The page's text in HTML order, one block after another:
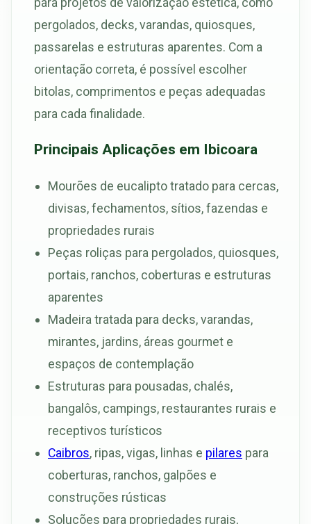
pergolados, decks, varandas, quiosques,
passarelas e estruturas aparentes. Com a
orientação correta, é possível escolher
bitolas, comprimentos e peças adequadas
para cada finalidade.
Principais Aplicações em Ibicoara
Mourões de eucalipto tratado para cercas,
divisas, fechamentos, sítios, fazendas e
propriedades rurais
Peças roliças para pergolados, quiosques,
portais, ranchos, coberturas e estruturas
aparentes
Madeira tratada para decks, varandas,
mirantes, jardins, áreas gourmet e
espaços de contemplação
Estruturas para pousadas, chalés,
bangalôs, campings, restaurantes rurais e
receptivos turísticos
Caibros, ripas, vigas, linhas e pilares para
coberturas, ranchos, galpões e
construções rústicas
Soluções para propriedades rurais,